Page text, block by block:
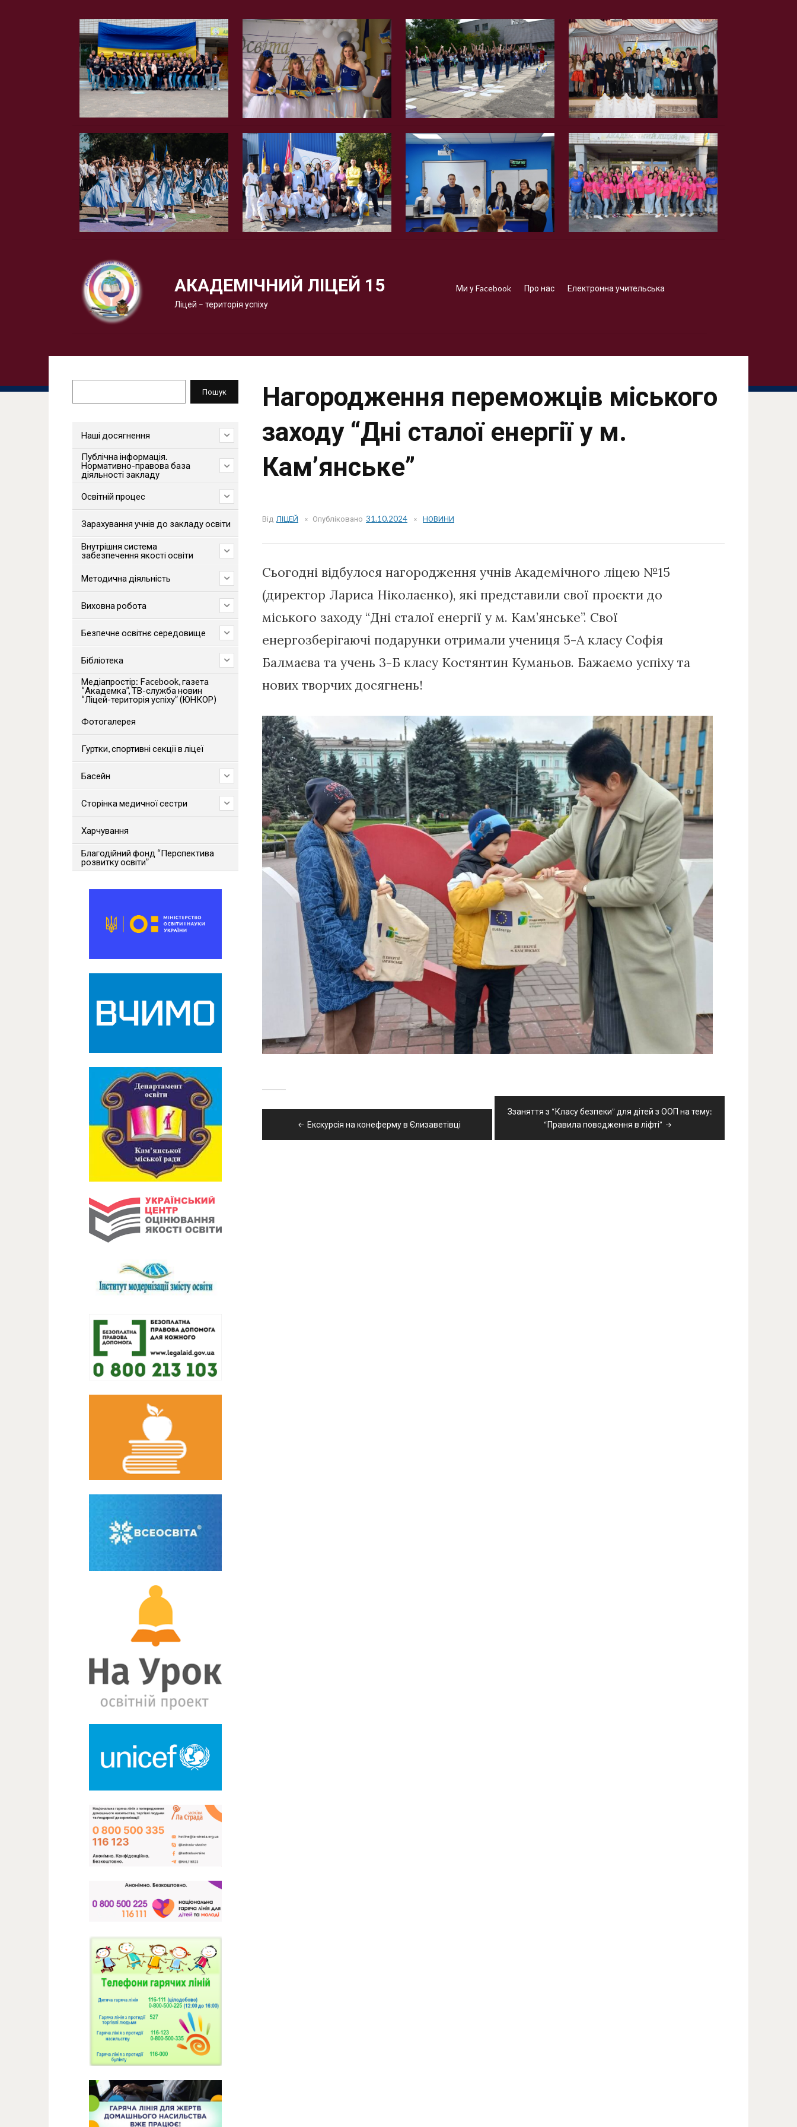
АКАДЕМІЧНИЙ ЛІЦЕЙ 15
Ліцей – територія успіху
Ми у Facebook Про нас Електронна учительська
Нагородження переможців міського
заходу “Дні сталої енергії у м.
Кам’янське”
Від ЛІЦЕЙ Опубліковано 31.10.2024 НОВИНИ
Сьогодні відбулося нагородження учнів Академічного ліцею №15
(директор Лариса Ніколаєнко), які представили свої проєкти до
міського заходу “Дні сталої енергії у м. Кам’янське”. Свої
енергозберігаючі подарунки отримали учениця 5-А класу Софія
Балмаєва та учень 3-Б класу Костянтин Куманьов. Бажаємо успіху та
нових творчих досягнень!
записівЕкскурсія на конеферму в Єлизаветівці
Ззаняття з “Класу безпеки” для дітей з ООП на тему:
“Правила поводження в ліфті”
Пошук
Наші досягнення
Публічна інформація.
Нормативно-правова база
діяльності закладу
Освітній процес
Зарахування учнів до закладу освіти
Внутрішня система
забезпечення якості освіти
Методична діяльність
Виховна робота
Безпечне освітнє середовище
Бібліотека
Медіапростір: Facebook, газета
“Академка”, ТВ-служба новин
“Ліцей-територія успіху” (ЮНКОР)
Фотогалерея
Гуртки, спортивні секції в ліцеї
Басейн
Сторінка медичної сестри
Харчування
Благодійний фонд “Перспектива
розвитку освіти”